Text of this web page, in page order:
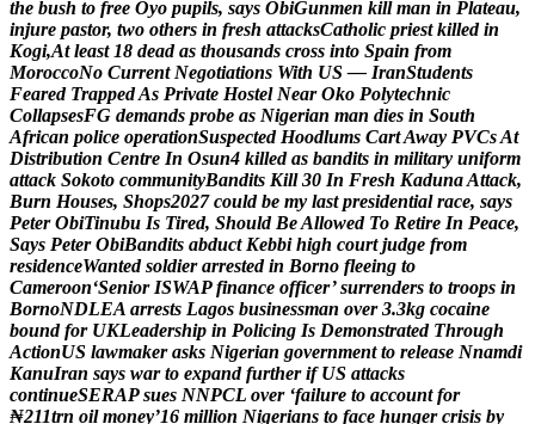
the bush to free Oyo pupils, says ObiGunmen kill man in Plateau,
injure pastor, two others in fresh attacksCatholic priest killed in
Kogi,At least 18 dead as thousands cross into Spain from
MoroccoNo Current Negotiations With US — IranStudents
Feared TrappedAs Private Hostel Near Oko Polytechnic
CollapsesFG demands probe as Nigerian man dies in South
African police operationSuspected Hoodlums CartAway PVCsAt
Distribution Centre In Osun4 killed as bandits in military uniform
attack Sokoto communityBandits Kill 30 In Fresh KadunaAttack,
Burn Houses, Shops2027 could be my last presidential race, says
Peter ObiTinubu Is Tired, Should BeAllowed To Retire In Peace,
Says Peter ObiBandits abduct Kebbi high court judge from
residenceWanted soldier arrested in Borno fleeing to
Cameroon‘Senior ISWAP finance officer’ surrenders to troops in
BornoNDLEA arrests Lagos businessman over 3.3kg cocaine
bound for UKLeadership in Policing Is Demonstrated Through
ActionUS lawmaker asks Nigerian government to release Nnamdi
KanuIran says war to expand further if US attacks
continueSERAP sues NNPCL over ‘failure to account for
₦211trn oil money’16 million Nigerians to face hunger crisis by